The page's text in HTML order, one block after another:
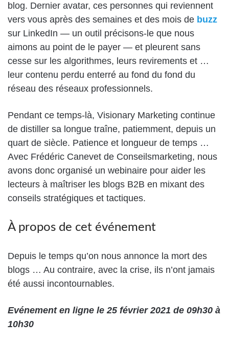
blog. Dernier avatar, ces personnes qui reviennent
vers vous après des semaines et des mois de buzz
sur LinkedIn — un outil précisons-le que nous
aimons au point de le payer — et pleurent sans
cesse sur les algorithmes, leurs revirements et …
leur contenu perdu enterré au fond du fond du
réseau des réseaux professionnels.
Pendant ce temps-là, Visionary Marketing continue
de distiller sa longue traîne, patiemment, depuis un
quart de siècle. Patience et longueur de temps …
Avec Frédéric Canevet de Conseilsmarketing, nous
avons donc organisé un webinaire pour aider les
lecteurs à maîtriser les blogs B2B en mixant des
conseils stratégiques et tactiques.
À propos de cet événement
Depuis le temps qu’on nous annonce la mort des
blogs … Au contraire, avec la crise, ils n’ont jamais
été aussi incontournables.
Evénement en ligne le 25 février 2021 de 09h30 à
10h30